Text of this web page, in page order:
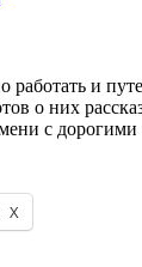
работать и
о них
с дорогими
X